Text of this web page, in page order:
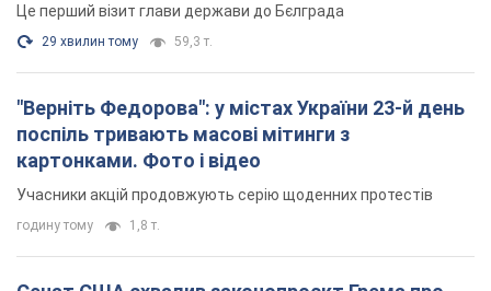
Це перший візит глави держави до Бєлграда
29 хвилин тому 59,3 т.
"Верніть Федорова": у містах України 23-й день
поспіль тривають масові мітинги з
картонками. Фото і відео
Учасники акцій продовжують серію щоденних протестів
годину тому 1,8 т.